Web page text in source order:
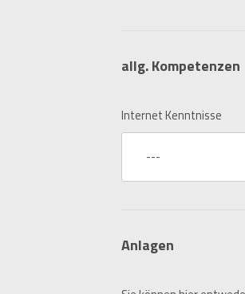
allg. Kompetenzen
Internet Kenntnisse
---
Anlagen